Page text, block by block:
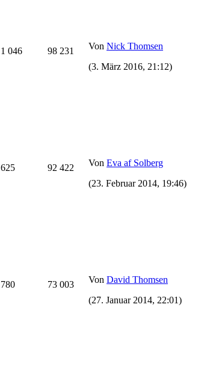
1 046 98 231 Von Nick Thomsen
(3. März 2016, 21:12)
625 92 422 Von Eva af Solberg
(23. Februar 2014, 19:46)
780 73 003 Von David Thomsen
(27. Januar 2014, 22:01)